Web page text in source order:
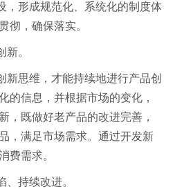
，形成规范化、系统化的制度体
彻，确保落实。
新。
新思维，才能持续地进行产品创
的信息，并根据市场的变化，
，既做好老产品的改进完善，
，满足市场需求。通过开发新
费需求。
、持续改进。